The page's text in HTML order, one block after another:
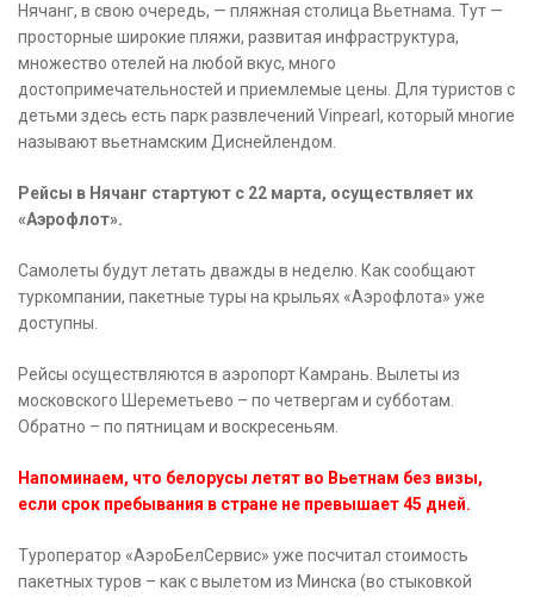
Нячанг, в свою очередь, — пляжная столица Вьетнама. Тут —
просторные широкие пляжи, развитая инфраструктура,
множество отелей на любой вкус, много
достопримечательностей и приемлемые цены. Для туристов с
детьми здесь есть парк развлечений Vinpearl, который многие
называют вьетнамским Диснейлендом.
Рейсы в Нячанг стартуют с 22 марта, осуществляет их
«Аэрофлот».
Самолеты будут летать дважды в неделю. Как сообщают
туркомпании, пакетные туры на крыльях «Аэрофлота» уже
доступны.
Рейсы осуществляются в аэропорт Камрань. Вылеты из
московского Шереметьево – по четвергам и субботам.
Обратно – по пятницам и воскресеньям.
Напоминаем, что белорусы летят во Вьетнам без визы,
если срок пребывания в стране не превышает 45 дней.
Туроператор «АэроБелСервис» уже посчитал стоимость
пакетных туров – как с вылетом из Минска (во стыковкой